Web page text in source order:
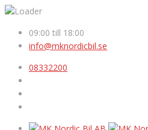
09:00 till 18:00
info@mknordicbil.se
08332200